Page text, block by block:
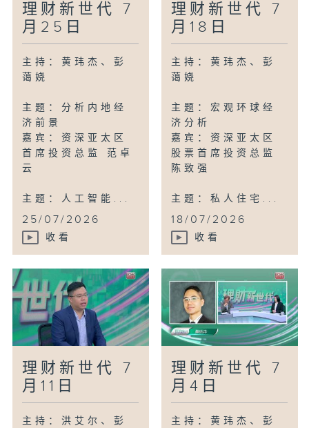
理财新世代 7
月25日
主持：黄玮杰、彭
蔼娆
主题：分析内地经
济前景
嘉宾：资深亚太区
首席投资总监 范卓
云
主题：人工智能...
25/07/2026
收看
理财新世代 7
月18日
主持：黄玮杰、彭
蔼娆
主题：宏观环球经
济分析
嘉宾：资深亚太区
股票首席投资总监
陈致强
主题：私人住宅...
18/07/2026
收看
理财新世代 7
月11日
主持：洪艾尔、彭
理财新世代 7
月4日
主持：黄玮杰、彭